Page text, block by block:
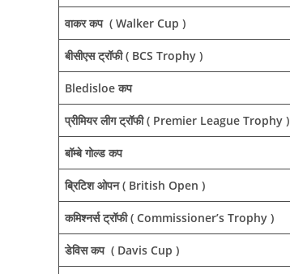
वाकर कप ( Walker Cup )
बीसीएस ट्रॉफी ( BCS Trophy )
Bledisloe कप
प्रीमियर लीग ट्रॉफी ( Premier League Trophy )
बॉम्बे गोल्ड कप
ब्रिटिश ओपन ( British Open )
कमिश्नर्स ट्रॉफी ( Commissioner’s Trophy )
डेविस कप ( Davis Cup )